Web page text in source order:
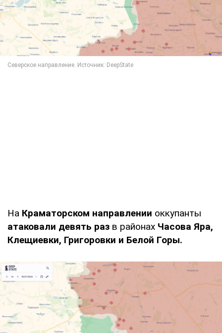
На Краматорском направлении оккупанты
атаковали девять раз в районах Часова Яра,
Клещиевки, Григоровки и Белой Горы.